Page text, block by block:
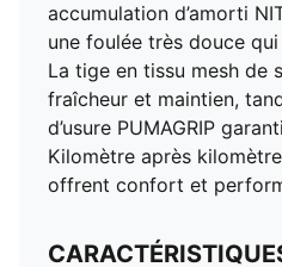
accumulation d’amorti
une foulée très douce
La tige en tissu mesh de
fraîcheur et maintien,
d’usure PUMAGRIP
Kilomètre après
offrent confort et